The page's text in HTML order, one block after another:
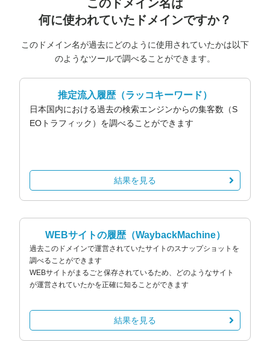
このドメイン名は
何に使われていたドメインですか？
このドメイン名が過去にどのように使用されていたかは以下
のようなツールで調べることができます。
推定流入履歴（ラッコキーワード）
日本国内における過去の検索エンジンからの集客数（S
EOトラフィック）を調べることができます
結果を見る
WEBサイトの履歴（WaybackMachine）
過去このドメインで運営されていたサイトのスナップショットを
調べることができます
WEBサイトがまるごと保存されているため、どのようなサイト
が運営されていたかを正確に知ることができます
結果を見る